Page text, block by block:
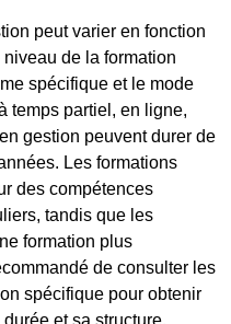
peut varier en fonction
de la formation
spécifique et le mode
temps partiel, en ligne,
gestion peuvent durer de
Les formations
des compétences
tandis que les
formation plus
de consulter les
spécifique pour obtenir
et sa structure.